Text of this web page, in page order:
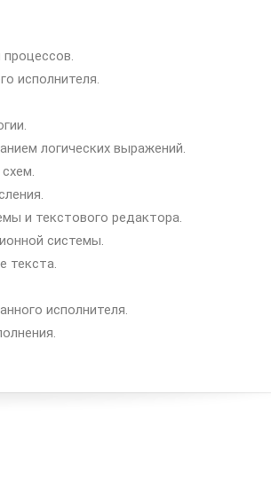
исполнителя.
логических выражений.
и текстового редактора.
системы.
текста.
исполнителя.